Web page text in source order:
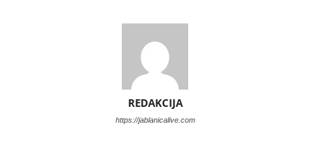
REDAKCIJA
https://jablanicalive.com